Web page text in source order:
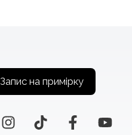
Запис на примірку